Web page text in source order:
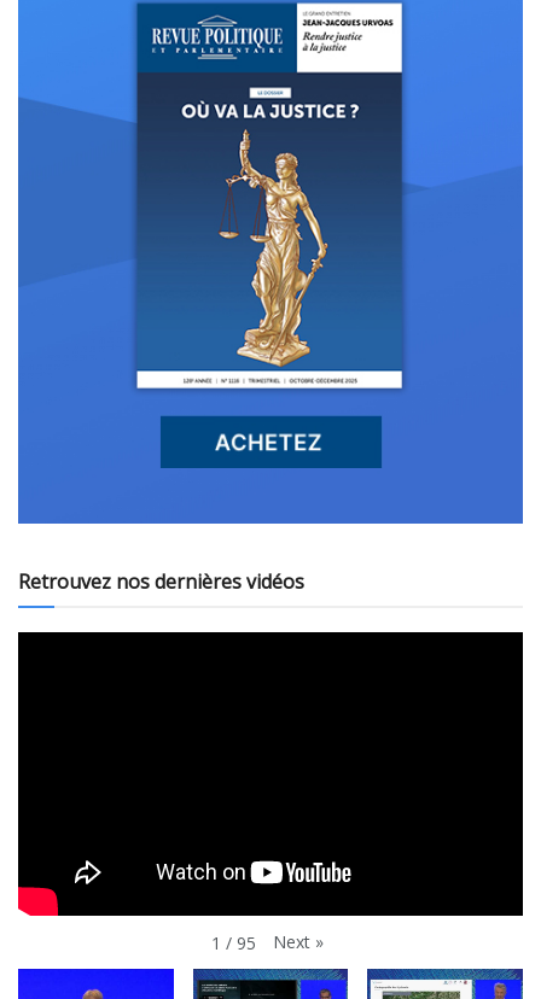
Retrouvez nos dernières vidéos
1 / 95 Next »